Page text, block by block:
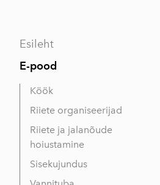
Esileht
E-pood
Köök
Riiete organiseerijad
Riiete ja jalanõude
hoiustamine
Sisekujundus